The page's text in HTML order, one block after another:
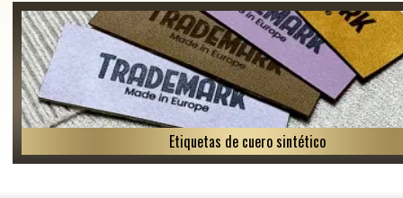
Etiquetas de cuero sintético